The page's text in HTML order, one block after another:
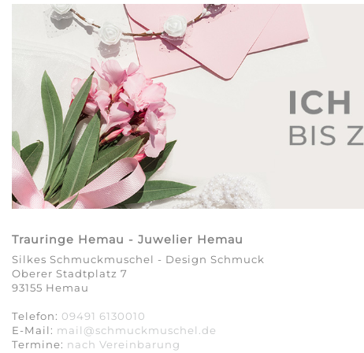
Trauringe Hemau - Juwelier Hemau
Silkes Schmuckmuschel - Design Schmuck
Oberer Stadtplatz 7
93155 Hemau
Telefon: 09491 6130010
E-Mail: mail@schmuckmuschel.de
Termine: nach Vereinbarung​​​​​​​